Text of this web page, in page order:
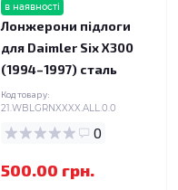
в наявності
Лонжерони підлоги
для Daimler Six X300
(1994–1997) сталь
Код товару:
21.WBLGRNXXXX.ALL.0.0
0
500.00 грн.